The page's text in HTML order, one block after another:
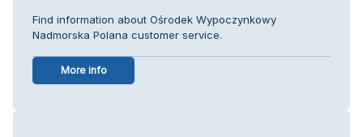
Find information about Ośrodek Wypoczynkowy
Nadmorska Polana customer service.
More info